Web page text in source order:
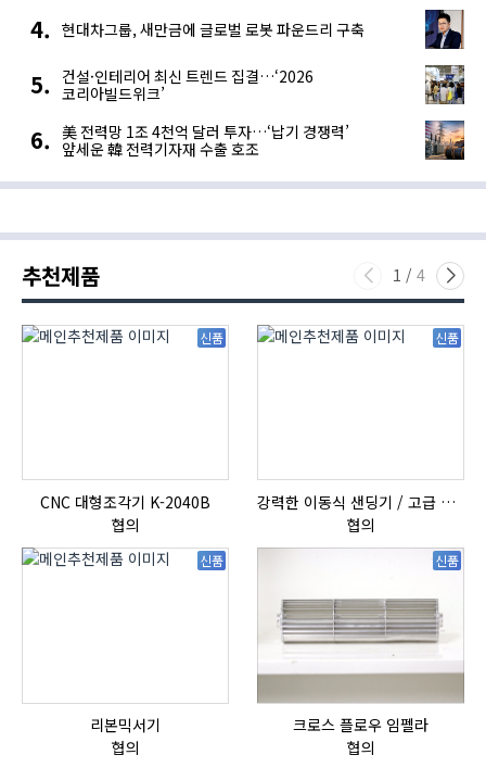
현대차그룹, 새만금에 글로벌 로봇 파운드리 구축
건설·인테리어 최신 트렌드 집결…‘2026
코리아빌드위크’
美 전력망 1조 4천억 달러 투자…‘납기 경쟁력’
앞세운 韓 전력기자재 수출 호조
추천제품 1 / 4
신품
CNC 대형조각기 K-2040B
협의
신품
강력한 이동식 샌딩기 / 고급 이태리 IBIX샌드블라스터
협의
신품
리본믹서기
협의
신품
크로스 플로우 임펠라
협의